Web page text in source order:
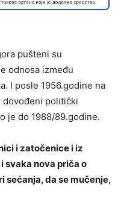
pušteni su
odnosa između
I posle 1956.godine na
dovođeni politički
je do 1988/89.godine.
i zatočenice i iz
svaka nova priča o
sećanja, da se mučenje,